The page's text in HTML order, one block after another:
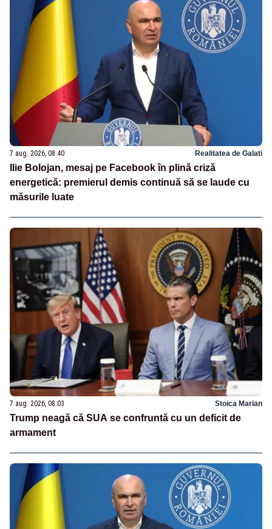
7 aug. 2026, 08:40 Realitatea de Galati
Ilie Bolojan, mesaj pe Facebook în plină criză
energetică: premierul demis continuă să se laude cu
măsurile luate
7 aug. 2026, 08:03 Stoica Marian
Trump neagă că SUA se confruntă cu un deficit de
armament